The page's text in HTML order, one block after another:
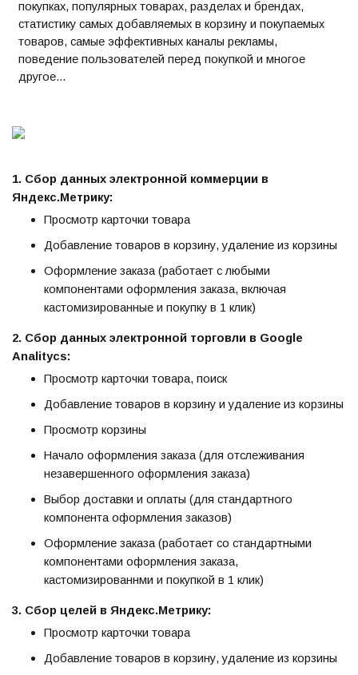
покупках, популярных товарах, разделах и брендах,
статистику самых добавляемых в корзину и покупаемых
товаров, самые эффективных каналы рекламы,
поведение пользователей перед покупкой и многое
другое...
1. Сбор данных электронной коммерции в
Яндекс.Метрику:
Просмотр карточки товара
Добавление товаров в корзину, удаление из корзины
Оформление заказа (работает с любыми
компонентами оформления заказа, включая
кастомизированные и покупку в 1 клик)
2. Сбор данных электронной торговли в Google
Analitycs:
Просмотр карточки товара, поиск
Добавление товаров в корзину и удаление из корзины
Просмотр корзины
Начало оформления заказа (для отслеживания
незавершенного оформления заказа)
Выбор доставки и оплаты (для стандартного
компонента оформления заказов)
Оформление заказа (работает со стандартными
компонентами оформления заказа,
кастомизированнми и покупкой в 1 клик)
3. Сбор целей в Яндекс.Метрику:
Просмотр карточки товара
Добавление товаров в корзину, удаление из корзины